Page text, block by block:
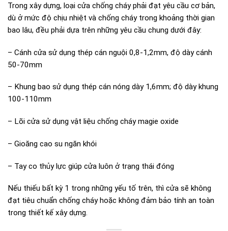
Trong xây dựng, loại cửa chống cháy phải đạt yêu cầu cơ bản,
dù ở mức độ chịu nhiệt và chống cháy trong khoảng thời gian
bao lâu, đều phải dựa trên những yêu cầu chung dưới đây:
– Cánh cửa sử dụng thép cán nguội 0,8-1,2mm, độ dày cánh
50-70mm
– Khung bao sử dụng thép cán nóng dày 1,6mm; độ dày khung
100-110mm
– Lõi cửa sử dụng vật liệu chống cháy magie oxide
– Gioăng cao su ngăn khói
– Tay co thủy lực giúp cửa luôn ở trạng thái đóng
Nếu thiếu bất kỳ 1 trong những yếu tố trên, thì cửa sẽ không
đạt tiêu chuẩn chống cháy hoặc không đảm bảo tính an toàn
trong thiết kế xây dựng.